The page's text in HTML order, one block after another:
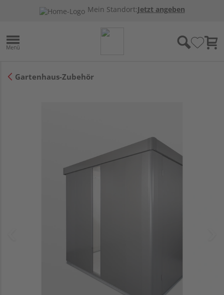
Mein Standort:Jetzt angeben
Gartenhaus-Zubehör